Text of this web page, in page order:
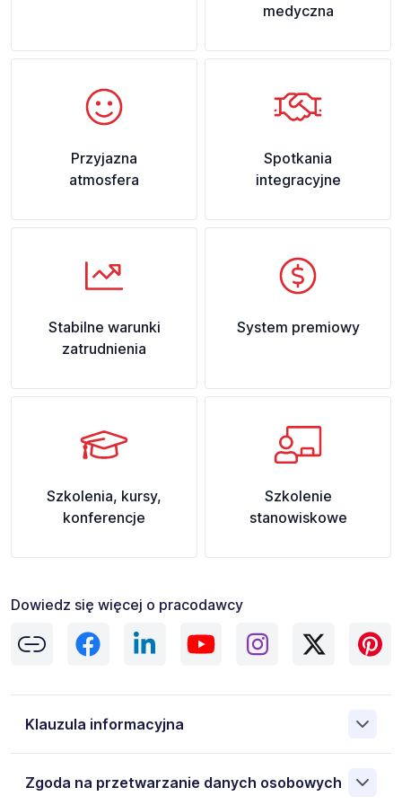
medyczna
Przyjazna
atmosfera
Spotkania
integracyjne
Stabilne warunki
zatrudnienia
System premiowy
Szkolenia, kursy,
konferencje
Szkolenie
stanowiskowe
Dowiedz się więcej o pracodawcy
Klauzula informacyjna
Spółka z ograniczoną odpowiedzialnością, 34-120
Zgoda na przetwarzanie danych osobowych